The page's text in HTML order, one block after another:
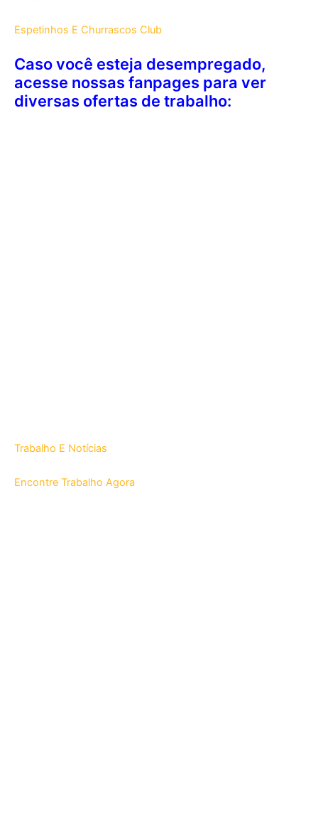
Espetinhos E Churrascos Club
Caso você esteja desempregado,
acesse nossas fanpages para ver
diversas ofertas de trabalho:
Trabalho E Notícias
Encontre Trabalho Agora